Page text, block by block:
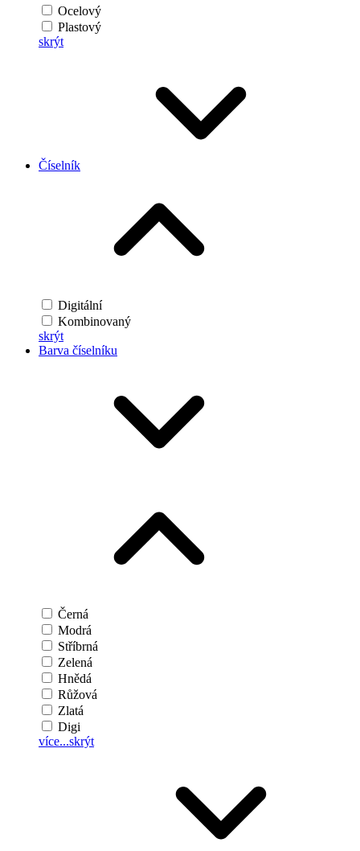
Ocelový
Plastový
skrýt
Číselník
Digitální
Kombinovaný
skrýt
Barva číselníku
Černá
Modrá
Stříbrná
Zelená
Hnědá
Růžová
Zlatá
Digi
více...skrýt